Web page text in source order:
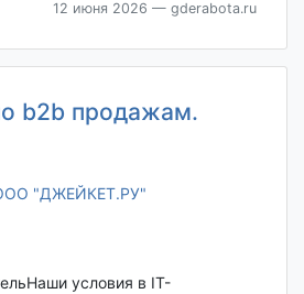
12 июня 2026 — gderabota.ru
b2b продажам.
"ДЖЕЙКЕТ.РУ"
условия в IT-